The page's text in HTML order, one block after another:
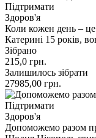
Підтримати
Здоров'я
Коли кожен день –
Катерині 15 років,
Зібрано
215,0 грн.
Залишилось зібрати
27985,00 грн.
Підтримати
Здоров'я
Допоможемо разом